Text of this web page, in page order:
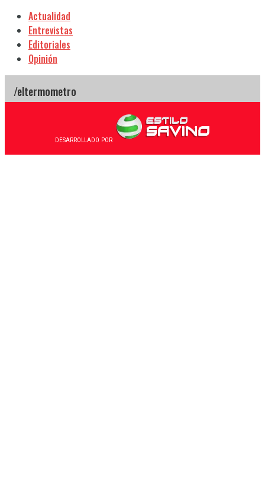
Actualidad
Entrevistas
Editoriales
Opinión
DESARROLLADO POR